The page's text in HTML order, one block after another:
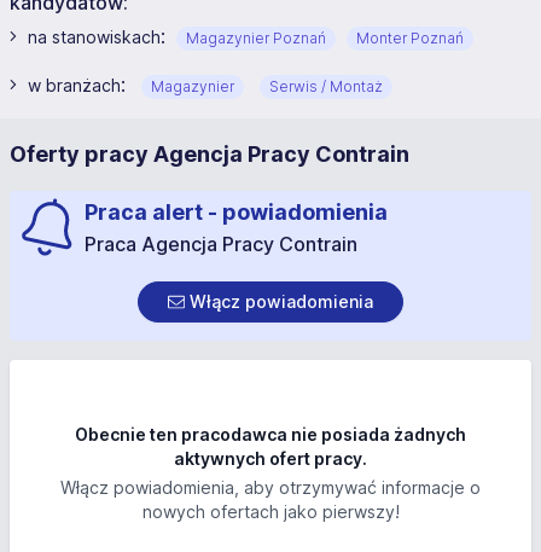
na stanowiskach: Magazynier Poznań Monter Poznań
w branżach: Magazynier Serwis / Montaż
Oferty pracy Agencja Pracy Contrain
Praca alert - powiadomienia
Praca Agencja Pracy Contrain
Włącz powiadomienia
Obecnie ten pracodawca nie posiada żadnych
aktywnych ofert pracy.
Włącz powiadomienia, aby otrzymywać informacje o
nowych ofertach jako pierwszy!